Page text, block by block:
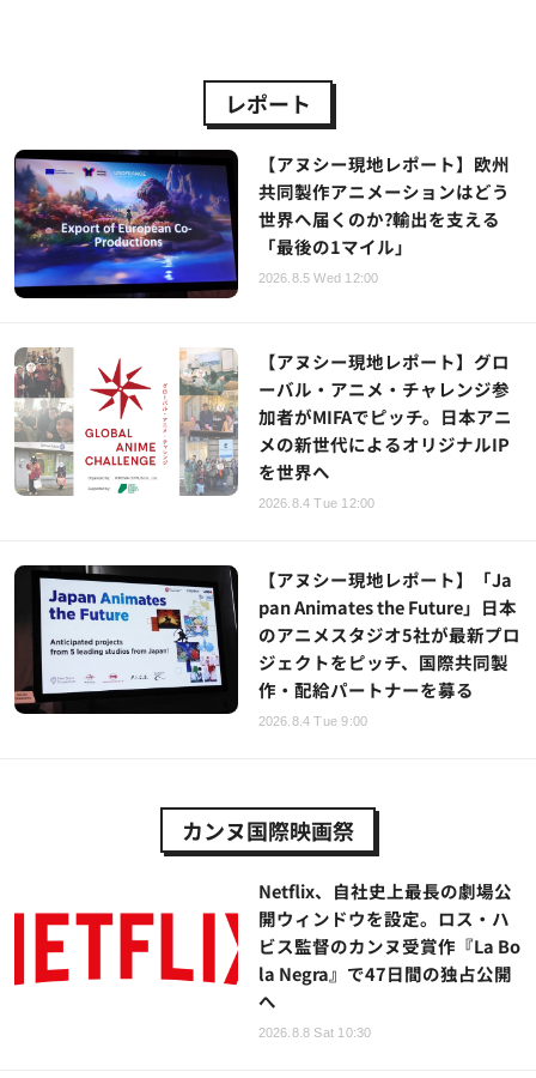
レポート
【アヌシー現地レポート】欧州
共同製作アニメーションはどう
世界へ届くのか?輸出を支える
「最後の1マイル」
2026.8.5 Wed 12:00
【アヌシー現地レポート】グロ
ーバル・アニメ・チャレンジ参
加者がMIFAでピッチ。日本アニ
メの新世代によるオリジナルIP
を世界へ
2026.8.4 Tue 12:00
【アヌシー現地レポート】「Ja
pan Animates the Future」日本
のアニメスタジオ5社が最新プロ
ジェクトをピッチ、国際共同製
作・配給パートナーを募る
2026.8.4 Tue 9:00
カンヌ国際映画祭
Netflix、自社史上最長の劇場公
開ウィンドウを設定。ロス・ハ
ビス監督のカンヌ受賞作『La Bo
la Negra』で47日間の独占公開
へ
2026.8.8 Sat 10:30